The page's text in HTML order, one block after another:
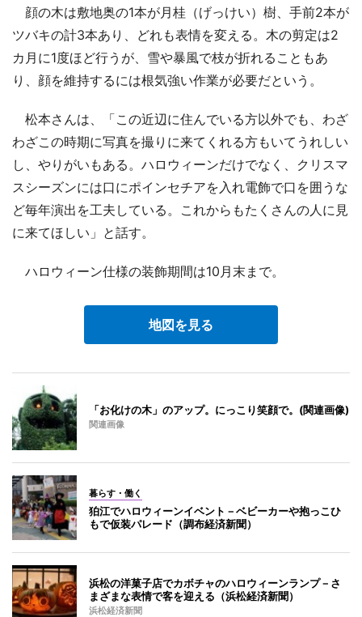
顔の木は敷地奥の1本が月桂（げっけい）樹、手前2本が
ツバキの計3本あり、どれも表情を変える。木の剪定は2
カ月に1度ほど行うが、雪や暴風で枝が折れることもあ
り、顔を維持するには根気強い作業が必要だという。
松本さんは、「この近辺に住んでいる方以外でも、わざ
わざこの時期に写真を撮りに来てくれる方もいてうれしい
し、やりがいもある。ハロウィーンだけでなく、クリスマ
スシーズンには口にポインセチアを入れ電飾で口を囲うな
ど毎年演出を工夫している。これからもたくさんの人に見
に来てほしい」と話す。
ハロウィーン仕様の装飾期間は10月末まで。
地図を見る
「お化けの木」のアップ。にっこり笑顔で。(関連画像)
関連画像
暮らす・働く
狛江でハロウィーンイベント－ベビーカーや抱っこひ
もで仮装パレード（調布経済新聞）
浜松の洋菓子店でカボチャのハロウィーンランプ－さ
まざまな表情で客を迎える（浜松経済新聞）
浜松経済新聞